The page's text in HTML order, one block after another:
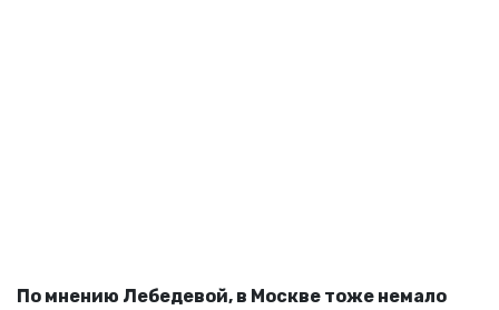
По мнению Лебедевой, в Москве тоже немало